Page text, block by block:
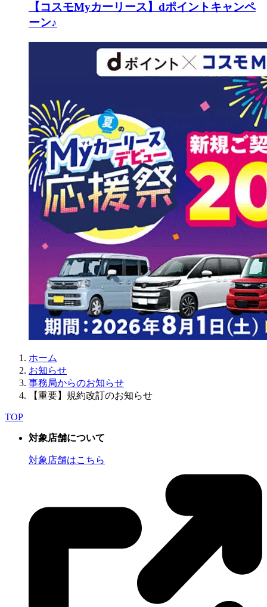
【コスモMyカーリース】dポイントキャンペ
ーン♪
ホーム
お知らせ
事務局からのお知らせ
【重要】規約改訂のお知らせ
TOP
対象店舗について
対象店舗はこちら